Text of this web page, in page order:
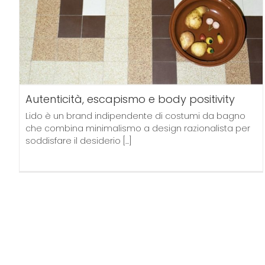
Autenticità, escapismo e body positivity
Lido è un brand indipendente di costumi da bagno
che combina minimalismo a design razionalista per
soddisfare il desiderio [...]